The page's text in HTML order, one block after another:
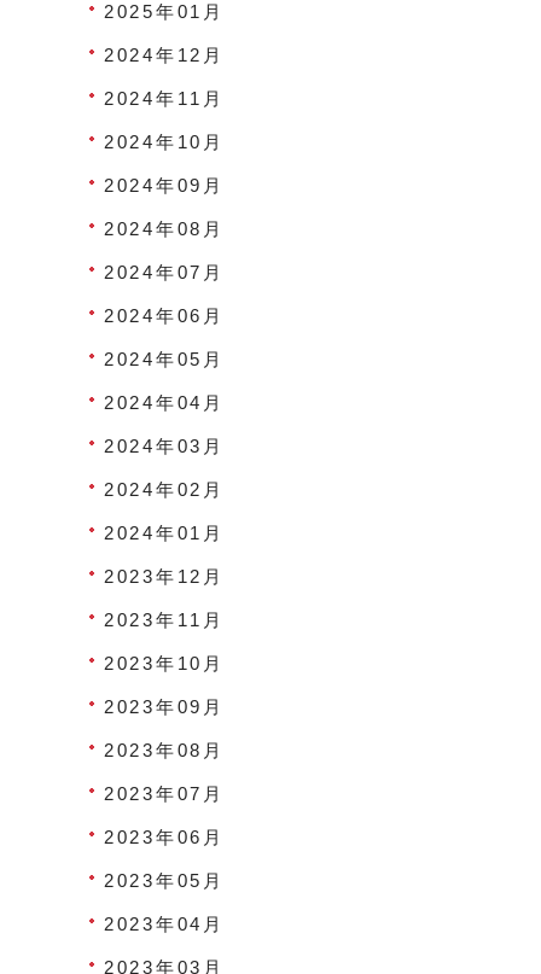
2025年01月
2024年12月
2024年11月
2024年10月
2024年09月
2024年08月
2024年07月
2024年06月
2024年05月
2024年04月
2024年03月
2024年02月
2024年01月
2023年12月
2023年11月
2023年10月
2023年09月
2023年08月
2023年07月
2023年06月
2023年05月
2023年04月
2023年03月